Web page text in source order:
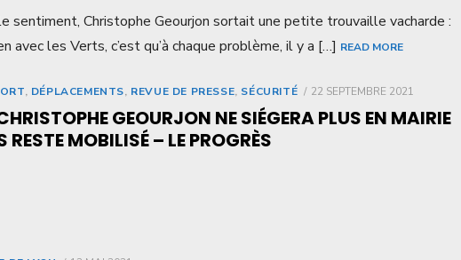
sentiment, Christophe Geourjon sortait une petite trouvaille vacharde :
avec les Verts, c’est qu’à chaque problème, il y a […] READ MORE
, DÉPLACEMENTS, REVUE DE PRESSE, SÉCURITÉ 22 SEPTEMBRE 2021
GEOURJON NE SIÉGERA PLUS EN MAIRIE
RESTE MOBILISÉ – LE PROGRÈS